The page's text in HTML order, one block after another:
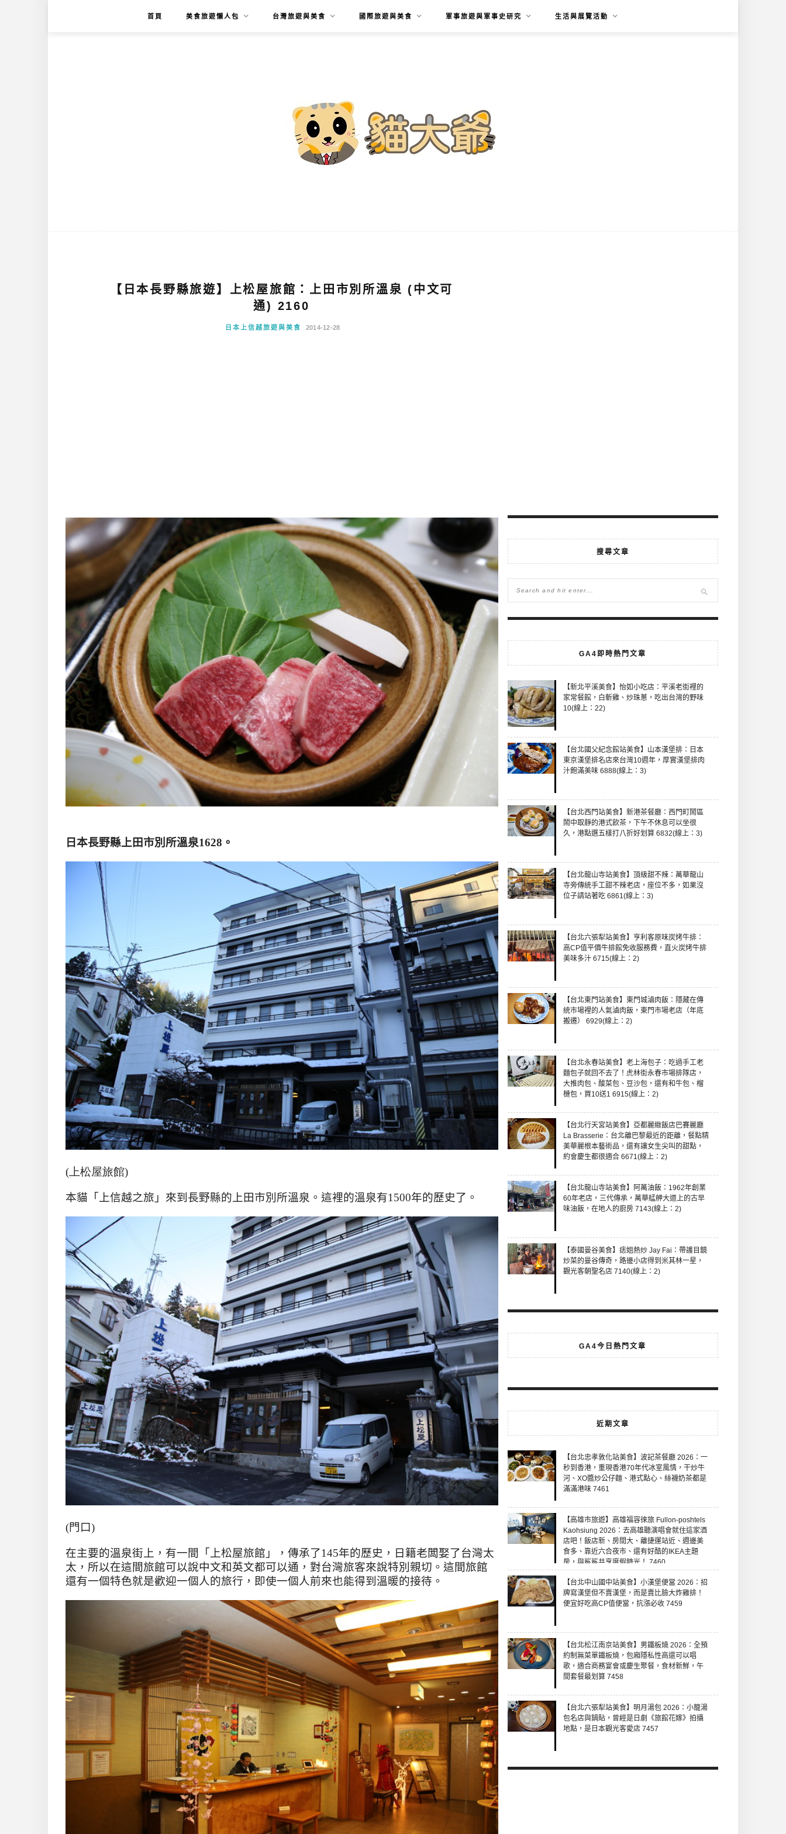
首頁 美食旅遊懶人包 台灣旅遊與美食 國際旅遊與美食 軍事旅遊與軍事史研究 生活與展覽活動
【日本長野縣旅遊】上松屋旅館：上田市別所溫泉 (中文可
通) 2160
日本上信越旅遊與美食 2014-12-28
日本長野縣上田市別所溫泉1628 。
(上松屋旅館)
本貓「上信越之旅」來到長野縣的上田市別所溫泉。這裡的溫泉有1500年的歷史了。
(門口)
在主要的溫泉街上，有一間「上松屋旅館」，傳承了145年的歷史，日籍老闆娶了台灣太
太，所以在這間旅館可以說中文和英文都可以通，對台灣旅客來說特別親切。這間旅館
還有一個特色就是歡迎一個人的旅行，即使一個人前來也能得到溫暖的接待。
搜尋文章
GA4即時熱門文章
【新北平溪美食】怡如小吃店：平溪老街裡的
家常餐館，白斬雞、炒珠蔥，吃出台灣的野味
10(線上：22)
【台北國父紀念館站美食】山本漢堡排：日本
東京漢堡排名店來台灣10週年，厚實漢堡排肉
汁飽滿美味 6888(線上：3)
【台北西門站美食】新港茶餐廳：西門町鬧區
鬧中取靜的港式飲茶，下午不休息可以坐很
久，港點選五樣打八折好划算 6832(線上：3)
【台北龍山寺站美食】頂級甜不辣：萬華龍山
寺旁傳統手工甜不辣老店，座位不多，如果沒
位子請站著吃 6861(線上：3)
【台北六張犁站美食】亨利客原味炭烤牛排：
高CP值平價牛排館免收服務費，直火炭烤牛排
美味多汁 6715(線上：2)
【台北東門站美食】東門城滷肉飯：隱藏在傳
統市場裡的人氣滷肉飯，東門市場老店（年底
搬遷） 6929(線上：2)
【台北永春站美食】老上海包子：吃過手工老
麵包子就回不去了！虎林街永春市場排隊店，
大推肉包、酸菜包、豆沙包，還有和牛包、榴
槤包，買10送1 6915(線上：2)
【台北行天宮站美食】亞都麗緻飯店巴賽麗廳
La Brasserie：台北離巴黎最近的距離，餐點精
美華麗根本藝術品，還有讓女生尖叫的甜點，
約會慶生都很適合 6671(線上：2)
【台北龍山寺站美食】阿萬油飯：1962年創業
60年老店，三代傳承，萬華艋舺大道上的古早
味油飯，在地人的廚房 7143(線上：2)
【泰國曼谷美食】痣姐熱炒 Jay Fai：帶護目鏡
炒菜的曼谷傳奇，路邊小店得到米其林一星，
觀光客朝聖名店 7140(線上：2)
GA4今日熱門文章
近期文章
【台北忠孝敦化站美食】波記茶餐廳 2026：一
秒到香港，重現香港70年代冰室風情，干炒牛
河、XO醬炒公仔麵、港式點心、絲襪奶茶都是
滿滿港味 7461
【高雄市旅遊】高雄福容徠旅 Fullon-poshtels
Kaohsiung 2026：去高雄聽演唱會就住這家酒
店吧！飯店新、房間大、離捷運站近、週邊美
食多、靠近六合夜市、還有好酷的IKEA主題
房，與鯊鯊共享度假時光！ 7460
【台北中山國中站美食】小漢堡便當 2026：招
牌寫漢堡但不賣漢堡，而是賣比臉大炸雞排！
便宜好吃高CP值便當，抗漲必收 7459
【台北松江南京站美食】男鐵板燒 2026：全預
約制無菜單鐵板燒，包廂隱私性高還可以唱
歌，適合商務宴會或慶生聚餐，食材新鮮，午
間套餐最划算 7458
【台北六張犁站美食】明月湯包 2026：小籠湯
包名店與鍋貼，曾經是日劇《旅館花嫁》拍攝
地點，是日本觀光客愛店 7457